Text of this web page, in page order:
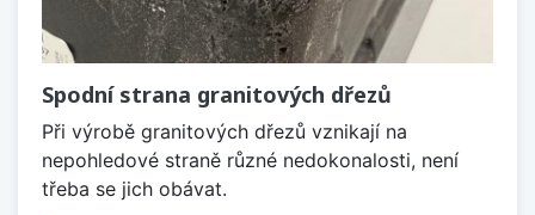
Spodní strana granitových dřezů
Při výrobě granitových dřezů vznikají na
nepohledové straně různé nedokonalosti, není
třeba se jich obávat.